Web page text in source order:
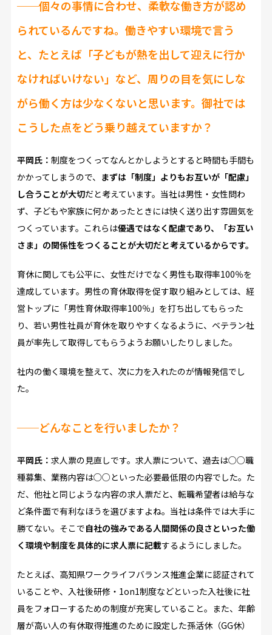
──個々の事情に合わせ、柔軟な働き方が認め
られているんですね。働きやすい環境で言う
と、たとえば「子どもが熱を出して迎えに行か
なければいけない」など、周りの目を気にしな
がら働く方は少なくないと思います。御社では
こうした点をどう乗り越えていますか？
平岡氏： 制度をつくってなんとかしようとすると時間も手間も
かかってしまうので、 まずは「制度」よりもお互いが「配慮」
し合うことが大切だと考えています。当社は男性・女性問わ
ず、子どもや家族に何かあったときには快く送り出す雰囲気を
つくっています。これらは優遇ではなく配慮であり、「お互い
さま」の関係性をつくることが大切だと考えているからです。
育休に関しても公平に、女性だけでなく男性も取得率100％を
達成しています。男性の育休取得を促す取り組みとしては、経
営トップに「男性育休取得率100％」を打ち出してもらった
り、若い男性社員が育休を取りやすくなるように、ベテラン社
員が率先して取得してもらうようお願いしたりしました。
社内の働く環境を整えて、次に力を入れたのが情報発信でし
た。
──どんなことを行いましたか？
平岡氏： 求人票の見直しです。求人票について、過去は○○職
種募集、業務内容は○○といった必要最低限の内容でした。た
だ、他社と同じような内容の求人票だと、転職希望者は給与な
ど条件面で有利なほうを選びますよね。当社は条件では大手に
勝てない。そこで自社の強みである人間関係の良さといった働
く環境や制度を具体的に求人票に記載するようにしました。
たとえば、高知県ワークライフバランス推進企業に認証されて
いることや、入社後研修・1on1制度などといった入社後に社
員をフォローするための制度が充実していること。また、年齢
層が高い人の有休取得推進のために設定した孫活休（GG休）